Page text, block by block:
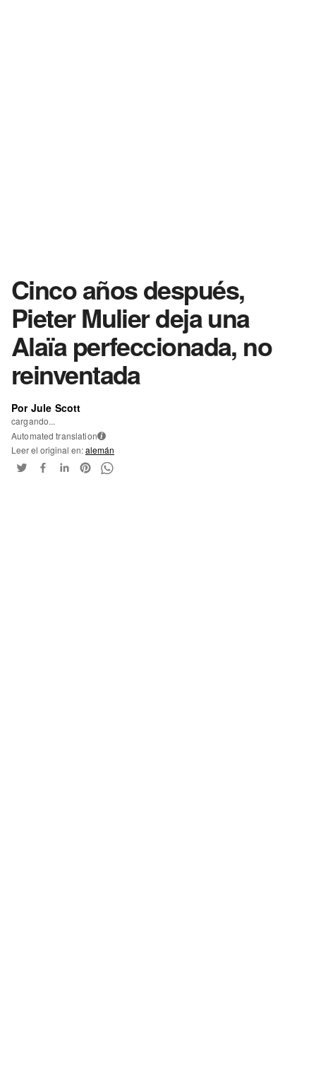
Cinco años después,
Pieter Mulier deja una
Alaïa perfeccionada, no
reinventada
Por Jule Scott
cargando...
Automated translation i
Leer el original en:alemán